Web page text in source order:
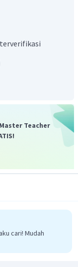
dapat dihitung
ketinggian 7,2 m.
menumbuk
Teacher
cari! Mudah